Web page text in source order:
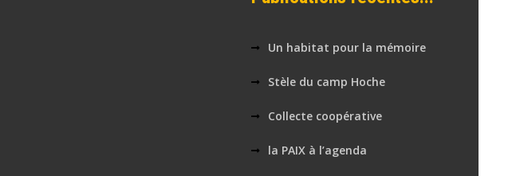
Un habitat pour la mémoire
Stèle du camp Hoche
Collecte coopérative
la PAIX à l’agenda